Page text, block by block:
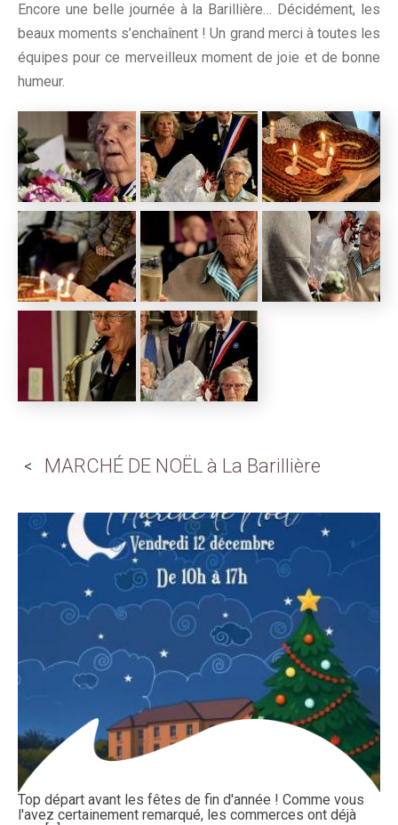
Encore une belle journée à la Barillière… Décidément, les
beaux moments s’enchaînent ! Un grand merci à toutes les
équipes pour ce merveilleux moment de joie et de bonne
humeur.
MARCHÉ DE NOËL à La Barillière
Top départ avant les fêtes de fin d'année ! Comme vous
l'avez certainement remarqué, les commerces ont déjà